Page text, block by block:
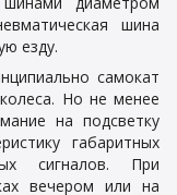
шина
езду.
самокат
Но не менее
на подсветку
габаритных
сигналов. При
вечером или на